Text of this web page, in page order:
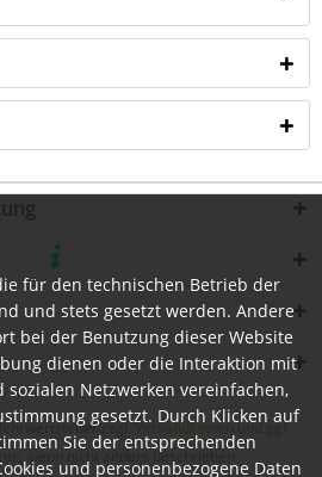
zzgl.Versandkostenund ggf.
wenn nicht anders beschrieben
für den technischen Betrieb der
und stets gesetzt werden. Andere
bei der Benutzung dieser Website
dienen oder die Interaktion mit
sozialen Netzwerken vereinfachen,
gesetzt. Durch Klicken auf
Sie der entsprechenden
und personenbezogene Daten